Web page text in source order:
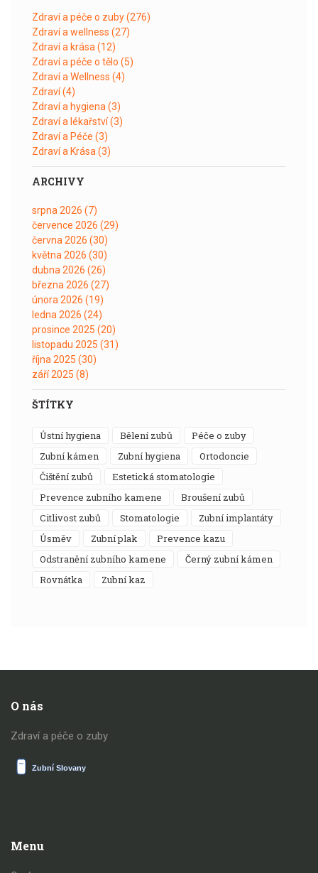
Zdraví a péče o zuby(276)
Zdraví a wellness (27)
Zdraví a krása (12)
Zdraví a péče o tělo (5)
Zdraví a Wellness (4)
Zdraví(4)
Zdraví a hygiena (3)
Zdraví a lékařství(3)
Zdraví a Péče (3)
Zdraví a Krása (3)
ARCHIVY
srpna 2026 (7)
července 2026 (29)
června 2026 (30)
května 2026 (30)
dubna 2026 (26)
března 2026 (27)
února 2026 (19)
ledna 2026 (24)
prosince 2025 (20)
listopadu 2025 (31)
října 2025 (30)
září 2025 (8)
ŠTÍTKY
ústní hygiena bělení zubů
péče o zuby
zubní kámen
zubní hygiena
ortodoncie
čištění zubů
estetická stomatologie
prevence zubního kamene
broušení zubů
citlivost zubů
stomatologie
zubní implantáty
úsměv
zubní plak
prevence kazu
odstranění zubního kamene
černý zubní kámen
rovnátka
zubní kaz
O nás
Zdraví a péče o zuby
Menu